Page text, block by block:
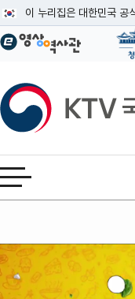
이 누리집은 대한민국 공
공식 누리집 주소 확인
이밖에 or.kr 또는 .kr등
운영중인 공식 누리집보기
KTV국민방송
전체메뉴 열기
본문